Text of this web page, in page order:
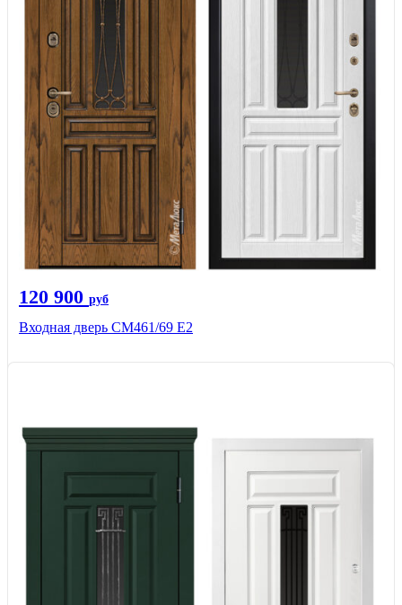
120 900 руб
Входная дверь СМ461/69 Е2